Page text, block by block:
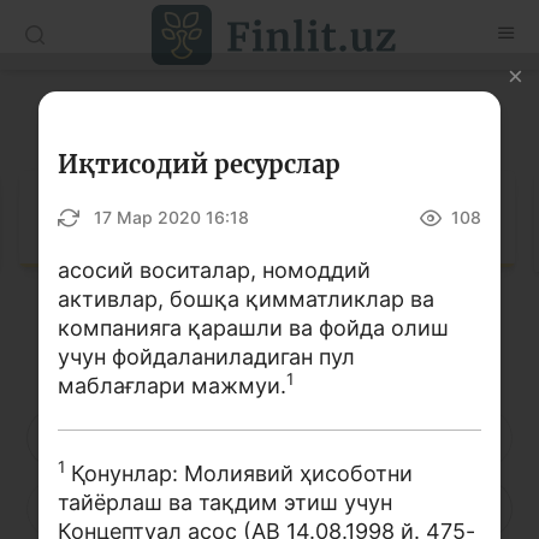
Рус
Мақолалар
Ўқув қўлланмалар
Молиявий саводхонлик бўйича китоблар
Видео
Лойиҳалар
Интерактив хизматлар
Фотогалерея
Луғат
Кирилл алифбоси Лотин алифбоси
А Б В Г Ғ Д Е
Ё Ж З И Й
Иқтисодий ресурслар
17 Мар 2020 16:18 108
асосий воситалар, номоддий
активлар, бошқа қимматликлар ва
компанияга қарашли ва фойда олиш
учун фойдаланиладиган пул
маблағлари мажмуи.1
1 Қонунлар: Молиявий ҳисоботни
тайёрлаш ва тақдим этиш учун
Концептуал асос (АВ 14.08.1998 й. 475-